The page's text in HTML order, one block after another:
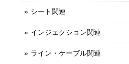
シート関連
インジェクション関連
ライン・ケーブル関連